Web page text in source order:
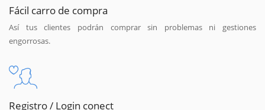
Fácil carro de compra
Así tus clientes podrán comprar sin problemas ni gestiones
engorrosas.
Registro / Login conect